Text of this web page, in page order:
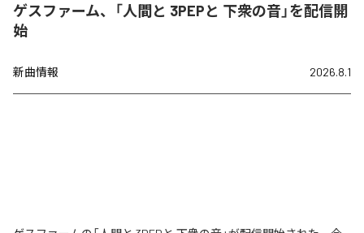
ゲスファーム、「人間と 3PEPと 下衆の音」を配信開
始
新曲情報 2026.8.1